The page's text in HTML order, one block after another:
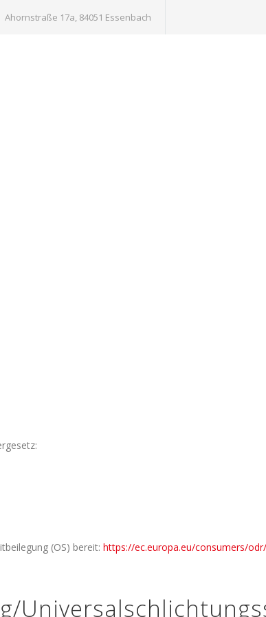
Ahornstraße 17a, 84051 Essenbach
(OS) bereit: https://ec.europa.eu/consumers/odr/